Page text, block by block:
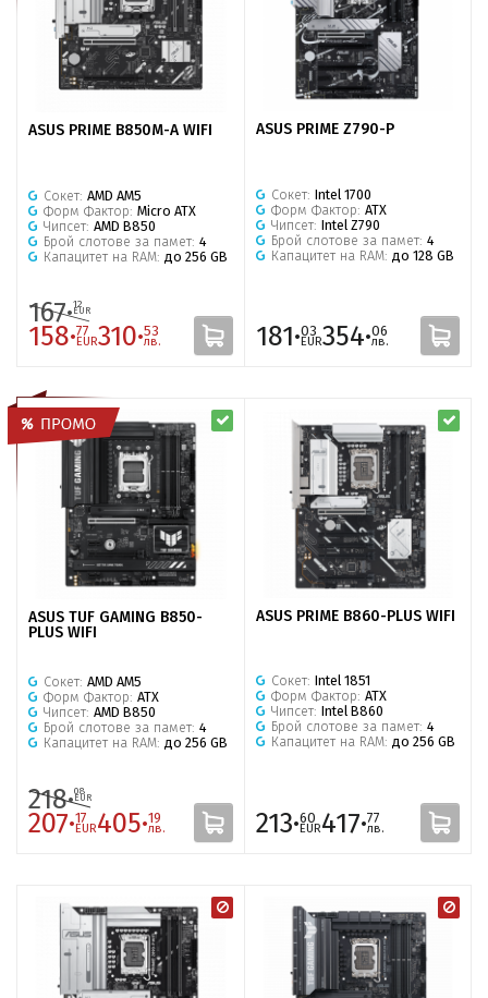
ASUS PRIME B850M-A WIFI
Сокет: AMD AM5
Форм Фактор: Micro ATX
Чипсет: AMD B850
Брой слотове за памет: 4
Капацитет на RAM: до 256 GB
167·12
EUR
158·77
EUR310·53
лв.
ASUS PRIME Z790-P
Сокет: Intel 1700
Форм Фактор: ATX
Чипсет: Intel Z790
Брой слотове за памет: 4
Капацитет на RAM: до 128 GB
181·03
EUR354·06
лв.
ASUS TUF GAMING B850-
PLUS WIFI
Сокет: AMD AM5
Форм Фактор: ATX
Чипсет: AMD B850
Брой слотове за памет: 4
Капацитет на RAM: до 256 GB
218·08
EUR
207·17
EUR405·19
лв.
ASUS PRIME B860-PLUS WIFI
Сокет: Intel 1851
Форм Фактор: ATX
Чипсет: Intel B860
Брой слотове за памет: 4
Капацитет на RAM: до 256 GB
213·60
EUR417·77
лв.